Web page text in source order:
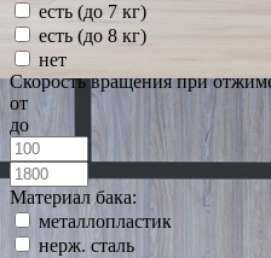
есть (до 7 кг)
есть (до 8 кг)
нет
Скорость вращения при
от
до
Материал бака:
металлопластик
нерж. сталь